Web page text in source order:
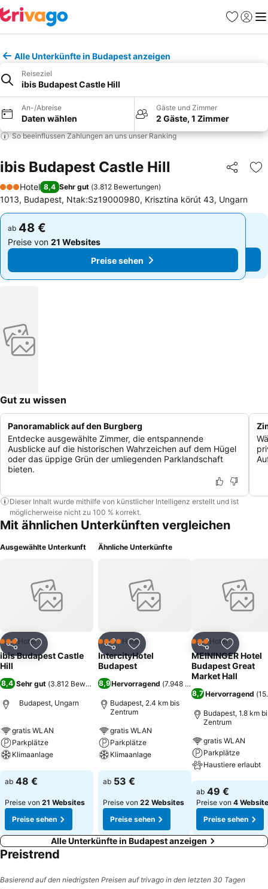
Favoriten
Alle Unterkünfte in Budapest anzeigen
Reiseziel
ibis Budapest Castle Hill
An-/Abreise
Daten wählen
Gäste und Zimmer
2 Gäste, 1 Zimmer
So beeinflussen Zahlungen an uns unser Ranking
ibis Budapest Castle Hill Teilen
3 Sterne
Hotel 8,4 Sehr gut (3.812 Bewertungen)
1013, Budapest, Ntak:Sz19000980, Krisztina körút 43, Ungarn
ab 48 €
Preise von 21 Websites
Preise sehen
ab 48 €
Preise von 21 Websites
Preise sehen
Gut zu wissen
Panoramablick auf den Burgberg
Entdecke ausgewählte Zimmer, die entspannende
Ausblicke auf die historischen Wahrzeichen auf dem Hügel
oder das üppige Grün der umliegenden Parklandschaft
bieten.
Dieser Inhalt wurde mithilfe von künstlicher Intelligenz erstellt und ist
möglicherweise nicht zu 100 % korrekt.
Mit ähnlichen Unterkünften vergleichen
Ausgewählte Unterkunft
Teilen Zu Favoriten hinzufügen
3 SterneHotel
ibis Budapest Castle
Hill
8,4 Sehr gut (3.812 Bewertungen)
Budapest, Ungarn
gratis WLAN
Parkplätze
Klimaanlage
Preise sehen
ab 48 €
Preise von 21 Websites
Preise sehen
Ähnliche Unterkünfte
Teilen Zu Favoriten hinzufügen
4 SterneHotel
IntercityHotel
Budapest
8,9Hervorragend (7.948 Bewertungen
Budapest, 2.4 km bis
Zentrum
gratis WLAN
Parkplätze
Klimaanlage
Preise sehen
ab 53 €
Preise von 22 Websites
Preise sehen
Teilen Zu
3 SterneHotel
MEININGER Hotel
Budapest Great
Market Hall
8,7 Hervorragend (
Budapest, 1.8 km
Zentrum
gratis WLAN
Parkplätze
Haustiere erlaubt
Preise sehen
ab 49 €
Preise von 4
Preise sehen
Alle Unterkünfte in Budapest anzeigen
Preistrend
Basierend auf den niedrigsten Preisen auf trivago in den letzten 30 Tagen